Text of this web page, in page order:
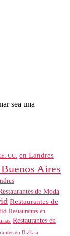
sea una
UU. en Londres
Aires
de Moda
Restaurantes de
Restaurantes en
Restaurantes en
en Bizkaia